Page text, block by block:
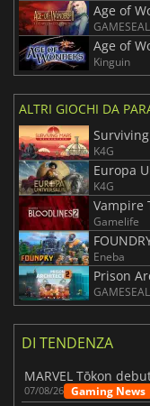
Age of
GAMESEAL
Age of
Kinguin
ALTRI GIOCHI DA
K4G
Europa
K4G
Vampire
Gamelife
Eneba
Prison
GAMESEAL
DI TENDENZA
07/08/26 Gaming News